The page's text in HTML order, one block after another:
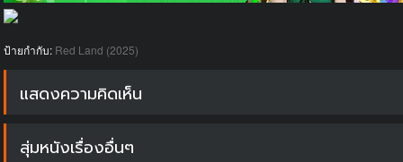
ป้ายกำกับ: Red Land (2025)
แสดงความคิดเห็น
สุ่มหนังเรื่องอื่นๆ